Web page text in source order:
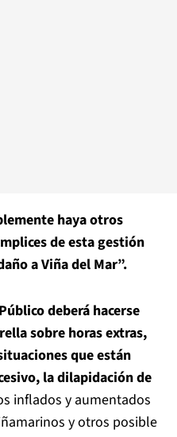
haya otros
de esta gestión
a Viña del Mar”.
deberá hacerse
sobre horas extras,
que están
la dilapidación de
inflados y aumentados
y otros posible